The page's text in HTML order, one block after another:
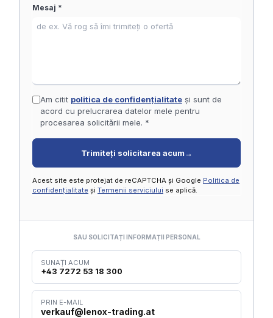
Mesaj *
Am citit politica de confidențialitateși sunt de
acord cu prelucrarea datelor mele pentru
procesarea solicitării mele. *
Trimiteți solicitarea acum →
Acest site este protejat de reCAPTCHA și Google Politica de
confidențialitate și Termenii serviciului se aplică.
SAU SOLICITAȚI INFORMAȚII PERSONAL
SUNAȚI ACUM
+43 7272 53 18 300
PRIN E-MAIL
verkauf@lenox-trading.at